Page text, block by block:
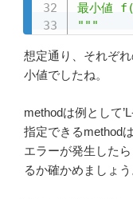
最小値
"""
想定通り、それぞ
小値でしたね。
methodは例として
指定できるmethod
エラーが発生した
るか確かめましょ